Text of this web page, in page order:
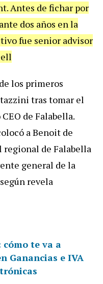
Antes de fichar por
dos años en la
fue senior advisor
los primeros
tras tomar el
de Falabella.
a Benoit de
regional de Falabella
general de la
revela
te va a
Ganancias e IVA